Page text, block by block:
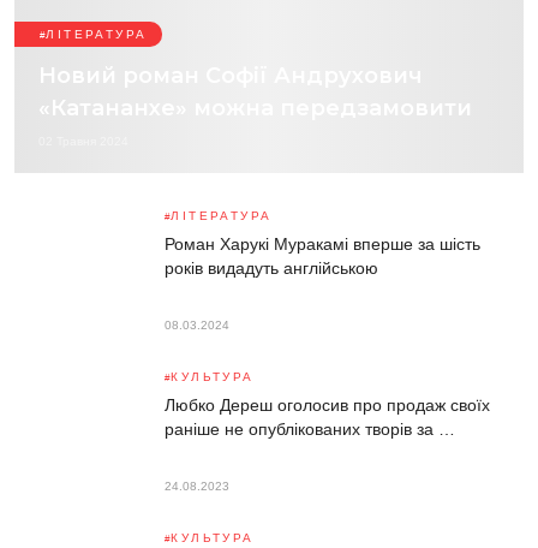
ЛІТЕРАТУРА
Новий роман Софії Андрухович
«Катананхе» можна передзамовити
ЛІТЕРАТУРА
Роман Харукі Муракамі вперше за шість
років видадуть англійською
08.03.2024
КУЛЬТУРА
Любко Дереш оголосив про продаж своїх
раніше не опублікованих творів за …
24.08.2023
КУЛЬТУРА